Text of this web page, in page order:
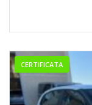
CERTIFICATA